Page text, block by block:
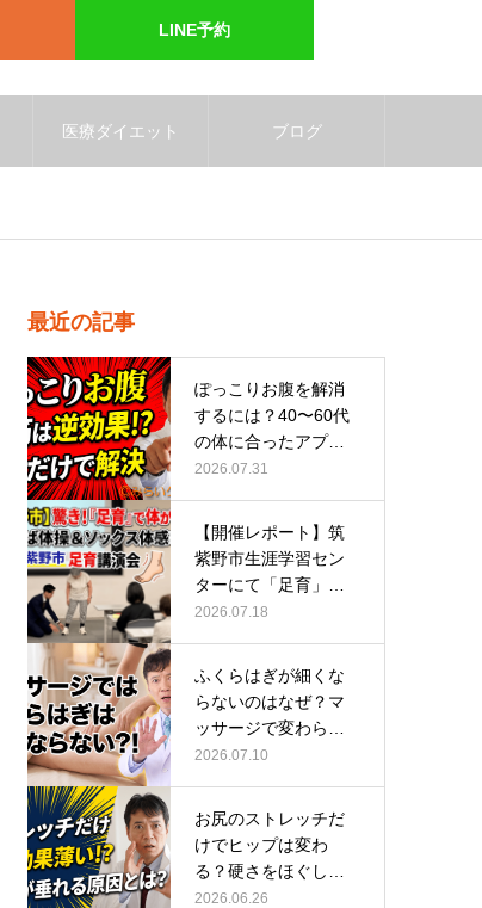
LINE予約
医療ダイエット ブログ
最近の記事
ぽっこりお腹を解消
するには？40〜60代
の体に合ったアプロ
ーチ
2026.07.31
【開催レポート】筑
紫野市生涯学習セン
ターにて「足育」講
演会に登壇し…
2026.07.18
ふくらはぎが細くな
らないのはなぜ？マ
ッサージで変わらな
い根本原因
2026.07.10
お尻のストレッチだ
けでヒップは変わ
る？硬さをほぐして
整える正しい方…
2026.06.26